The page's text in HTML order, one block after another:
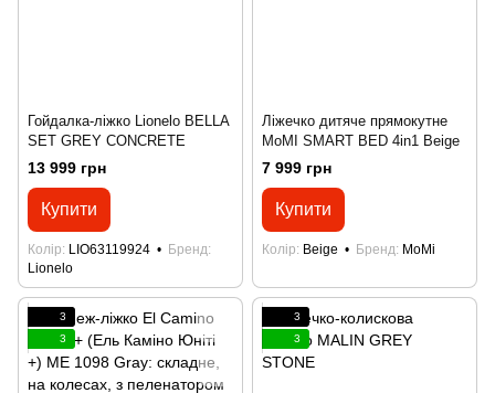
Гойдалка-ліжко Lionelo BELLA
SET GREY CONCRETE
13 999 грн
Купити
Колір LIO63119924
Бренд
Lionelo
Ліжечко дитяче прямокутне
MoMI SMART BED 4in1 Beige
7 999 грн
Купити
Колір Beige Бренд MoMi
3
3
3
3